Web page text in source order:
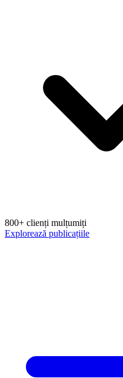
800+ clienți mulțumiți
Explorează publicațiile